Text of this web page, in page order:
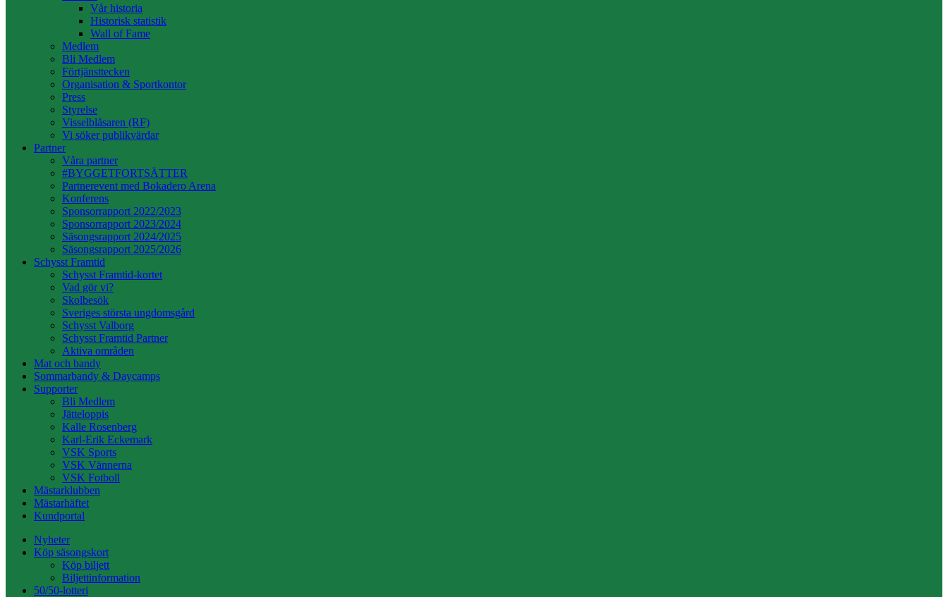
Vår historia
Historisk statistik
Wall of Fame
Medlem
Bli Medlem
Förtjänsttecken
Organisation & Sportkontor
Press
Styrelse
Visselblåsaren (RF)
Vi söker publikvärdar
Partner
Våra partner
#BYGGETFORTSÄTTER
Partnerevent med Bokadero Arena
Konferens
Sponsorrapport 2022/2023
Sponsorrapport 2023/2024
Säsongsrapport 2024/2025
Säsongsrapport 2025/2026
Schysst Framtid
Schysst Framtid-kortet
Vad gör vi?
Skolbesök
Sveriges största ungdomsgård
Schysst Valborg
Schysst Framtid Partner
Aktiva områden
Mat och bandy
Sommarbandy & Daycamps
Supporter
Bli Medlem
Jätteloppis
Kalle Rosenberg
Karl-Erik Eckemark
VSK Sports
VSK Vännerna
VSK Fotboll
Mästarklubben
Mästarhäftet
Kundportal
Nyheter
Köp säsongskort
Köp biljett
Biljettinformation
50/50-lotteri